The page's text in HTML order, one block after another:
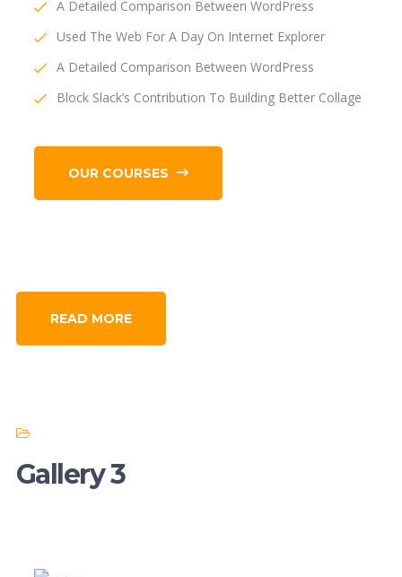
A Detailed Comparison Between WordPress
Used The Web For A Day On Internet Explorer
A Detailed Comparison Between WordPress
Block Slack’s Contribution To Building Better Collage
OUR COURSES
READ MORE
Gallery 3